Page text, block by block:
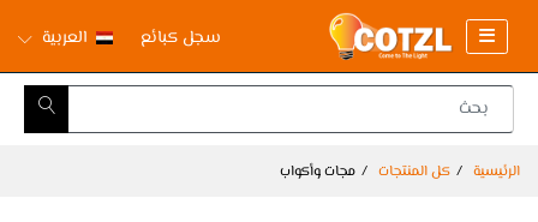
سجل كبائع العربية
الرئيسية كل المنتجات مجات وأكواب